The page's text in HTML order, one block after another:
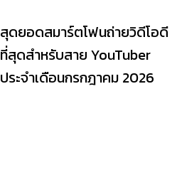
สุดยอดสมาร์ตโฟนถ่ายวิดีโอดี
ที่สุดสำหรับสาย YouTuber
ประจำเดือนกรกฎาคม 2026